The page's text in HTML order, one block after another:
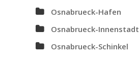
Osnabrueck-Hafen
Osnabrueck-Innenstadt
Osnabrueck-Schinkel